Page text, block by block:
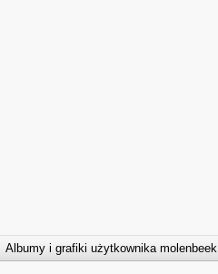
Albumy i grafiki użytkownika molenbeek